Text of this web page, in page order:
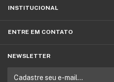
INSTITUCIONAL
ENTRE EM CONTATO
NEWSLETTER